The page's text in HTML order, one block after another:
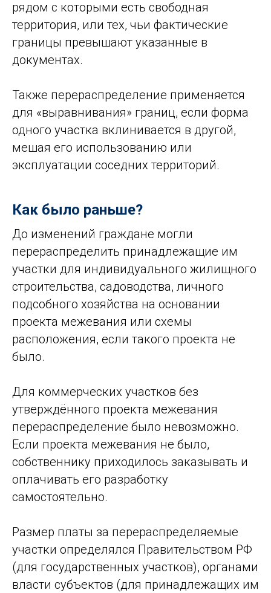
рядом с которыми есть свободная
территория, или тех, чьи фактические
границы превышают указанные в
документах.
Также перераспределение применяется
для «выравнивания» границ, если форма
одного участка вклинивается в другой,
мешая его использованию или
эксплуатации соседних территорий.
Как было раньше?
До изменений граждане могли
перераспределить принадлежащие им
участки для индивидуального жилищного
строительства, садоводства, личного
подсобного хозяйства на основании
проекта межевания или схемы
расположения, если такого проекта не
было.
Для коммерческих участков без
утверждённого проекта межевания
перераспределение было невозможно.
Если проекта межевания не было,
собственнику приходилось заказывать и
оплачивать его разработку
самостоятельно.
Размер платы за перераспределяемые
участки определялся Правительством РФ
(для государственных участков), органами
власти субъектов (для принадлежащих им